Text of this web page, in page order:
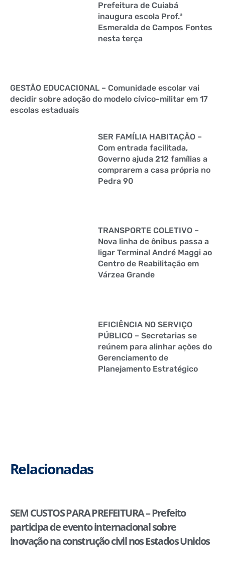
Prefeitura de Cuiabá
inaugura escola Prof.ª
Esmeralda de Campos Fontes
nesta terça
GESTÃO EDUCACIONAL – Comunidade escolar vai
decidir sobre adoção do modelo cívico-militar em 17
escolas estaduais
SER FAMÍLIA HABITAÇÃO –
Com entrada facilitada,
Governo ajuda 212 famílias a
comprarem a casa própria no
Pedra 90
TRANSPORTE COLETIVO –
Nova linha de ônibus passa a
ligar Terminal André Maggi ao
Centro de Reabilitação em
Várzea Grande
EFICIÊNCIA NO SERVIÇO
PÚBLICO – Secretarias se
reúnem para alinhar ações do
Gerenciamento de
Planejamento Estratégico
Relacionadas
SEM CUSTOS PARA PREFEITURA – Prefeito
participa de evento internacional sobre
inovação na construção civil nos Estados Unidos